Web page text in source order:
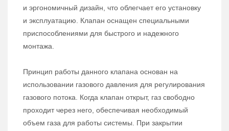
и эргономичный дизайн, что облегчает его установку
и эксплуатацию. Клапан оснащен специальными
приспособлениями для быстрого и надежного
монтажа.
Принцип работы данного клапана основан на
использовании газового давления для регулирования
газового потока. Когда клапан открыт, газ свободно
проходит через него, обеспечивая необходимый
объем газа для работы системы. При закрытии